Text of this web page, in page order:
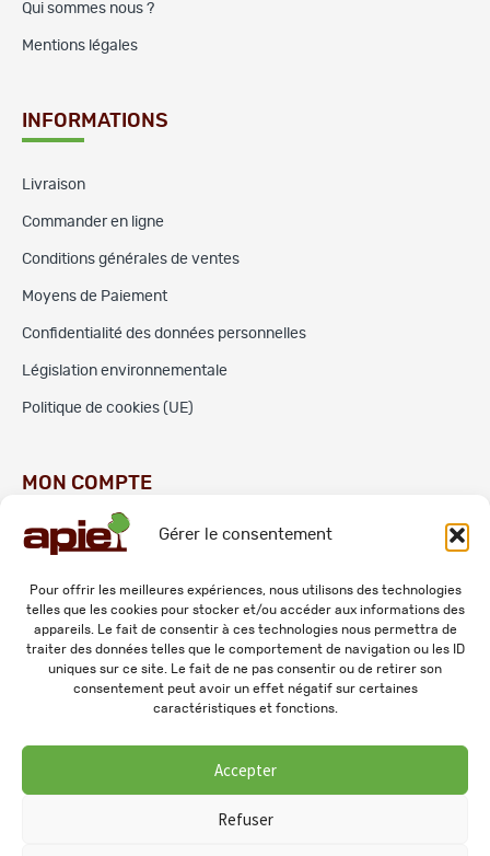
Gérer le consentement
Pour offrir les meilleures expériences, nous utilisons des technologies
telles que les cookies pour stocker et/ou accéder aux informations des
appareils. Le fait de consentir à ces technologies nous permettra de
traiter des données telles que le comportement de navigation ou les ID
uniques sur ce site. Le fait de ne pas consentir ou de retirer son
consentement peut avoir un effet négatif sur certaines
caractéristiques et fonctions.
Accepter
Refuser
Qui sommes nous ?
Mentions légales
INFORMATIONS
Livraison
Commander en ligne
Conditions générales de ventes
Moyens de Paiement
Confidentialité des données personnelles
Législation environnementale
Politique de cookies (UE)
MON COMPTE
Commandes
Adresses
Mes informations personnelles